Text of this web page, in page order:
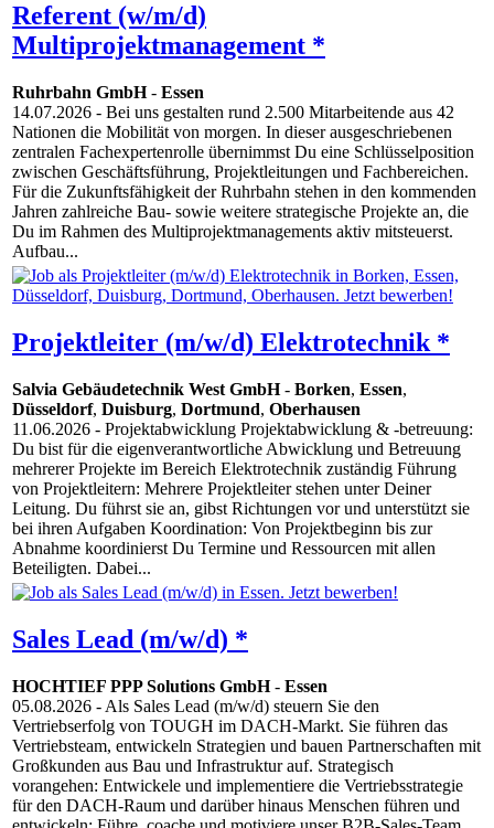
Referent (w/m/d)
Multiprojektmanagement *
Ruhrbahn GmbH- Essen
14.07.2026 - Bei uns gestalten rund 2.500 Mitarbeitende aus 42
Nationen die Mobilität von morgen. In dieser ausgeschriebenen
zentralen Fachexpertenrolle übernimmst Du eine Schlüsselposition
zwischen Geschäftsführung, Projektleitungen und Fachbereichen.
Für die Zukunftsfähigkeit der Ruhrbahn stehen in den kommenden
Jahren zahlreiche Bau- sowie weitere strategische Projekte an, die
Du im Rahmen des Multiprojektmanagements aktiv mitsteuerst.
Aufbau...
Projektleiter (m/w/d) Elektrotechnik *
Salvia Gebäudetechnik West GmbH- Borken, Essen,
Düsseldorf, Duisburg, Dortmund, Oberhausen
11.06.2026 - Projektabwicklung Projektabwicklung & -betreuung:
Du bist für die eigenverantwortliche Abwicklung und Betreuung
mehrerer Projekte im Bereich Elektrotechnik zuständig Führung
von Projektleitern: Mehrere Projektleiter stehen unter Deiner
Leitung. Du führst sie an, gibst Richtungen vor und unterstützt sie
bei ihren Aufgaben Koordination: Von Projektbeginn bis zur
Abnahme koordinierst Du Termine und Ressourcen mit allen
Beteiligten. Dabei...
Sales Lead (m/w/d) *
HOCHTIEF PPP Solutions GmbH- Essen
05.08.2026 - Als Sales Lead (m/w/d) steuern Sie den
Vertriebserfolg von TOUGH im DACH-Markt. Sie führen das
Vertriebsteam, entwickeln Strategien und bauen Partnerschaften mit
Großkunden aus Bau und Infrastruktur auf. Strategisch
vorangehen: Entwickele und implementiere die Vertriebsstrategie
für den DACH-Raum und darüber hinaus Menschen führen und